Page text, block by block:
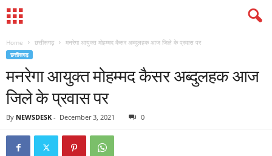
Home छत्तीसगढ़ मनरेगा आयुक्त मोहम्मद कैसर अब्दुलहक आज जिले के प्रवास पर
छत्तीसगढ़
मनरेगा आयुक्त मोहम्मद कैसर अब्दुलहक आज
जिले के प्रवास पर
By NEWSDESK - December 3, 2021 0